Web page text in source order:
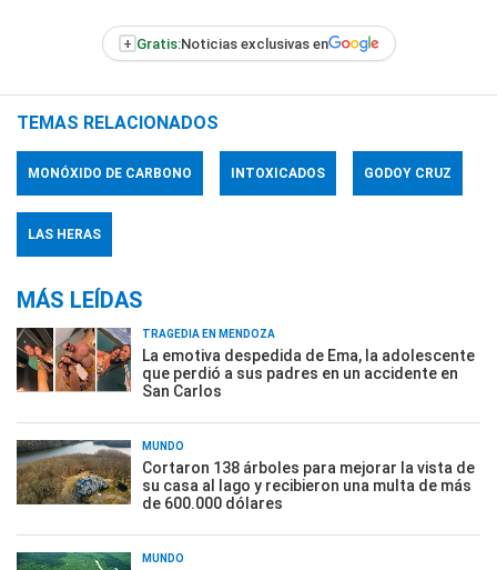
+ Gratis:Noticias exclusivas en
TEMAS RELACIONADOS
MONÓXIDO DE CARBONO INTOXICADOS GODOY CRUZ
LAS HERAS
MÁS LEÍDAS
TRAGEDIA EN MENDOZA
La emotiva despedida de Ema, la adolescente
que perdió a sus padres en un accidente en
San Carlos
MUNDO
Cortaron 138 árboles para mejorar la vista de
su casa al lago y recibieron una multa de más
de 600.000 dólares
MUNDO